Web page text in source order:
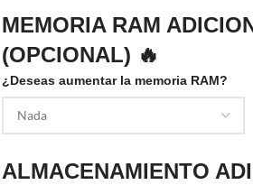
MEMORIA RAM
(OPCIONAL) 🔥
¿Deseas aumentar la memoria RAM?
ALMACENAMIENTO